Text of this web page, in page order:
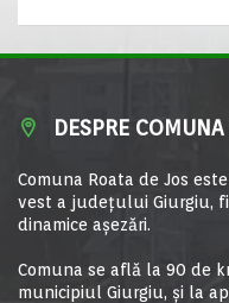
DESPRE
Comuna Roata de Jos
vest a judeţului Giurgiu,
dinamice aşezări.
Comuna se află la 90 de
municipiul Giurgiu, şi la